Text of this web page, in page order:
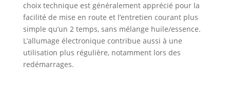
choix technique est généralement apprécié pour la
facilité de mise en route et l’entretien courant plus
simple qu’un 2 temps, sans mélange huile/essence.
L’allumage électronique contribue aussi à une
utilisation plus régulière, notamment lors des
redémarrages.